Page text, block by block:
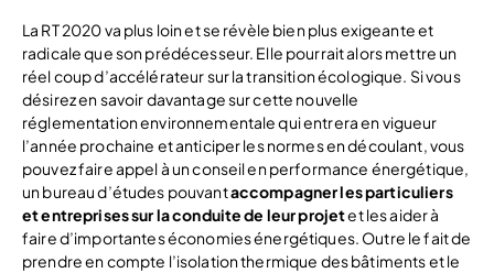
La RT 2020 va plus loin et se révèle bien plus exigeante et
radicale que son prédécesseur. Elle pourrait alors mettre un
réel coup d’accélérateur sur la transition écologique. Si vous
désirez en savoir davantage sur cette nouvelle
réglementation environnementale qui entrera en vigueur
l’année prochaine et anticiper les normes en découlant, vous
pouvez faire appel à un conseil en performance énergétique,
un bureau d’études pouvantaccompagner les particuliers
et entreprises sur la conduite de leur projetet les aider à
faire d’importantes économies énergétiques. Outre le fait de
prendre en compte l’isolation thermique des bâtiments et le